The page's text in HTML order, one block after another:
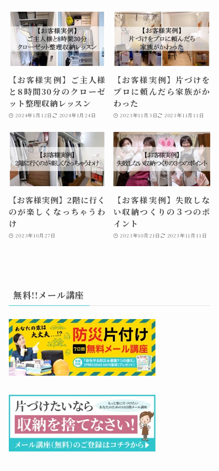
【お客様実例】ご主人様
と8時間30分のクローゼ
ット整理収納レッスン
2024年1月12日 2024年1月24日
【お客様実例】片づけを
プロに頼んだら家族がか
わった
2023年11月3日 2023年11月11日
【お客様実例】2階に行く
のが楽しくなっちゃうわ
け
2023年10月27日
【お客様実例】失敗しな
い収納つくりの３つのポ
イント
2023年10月21日 2023年11月11日
無料!!メール講座